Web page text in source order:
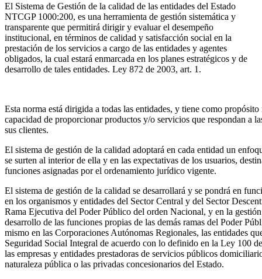
El Sistema de Gestión de la calidad de las entidades del Estado
NTCGP 1000:200, es una herramienta de gestión sistemática y
transparente que permitirá dirigir y evaluar el desempeño
institucional, en términos de calidad y satisfacción social en la
prestación de los servicios a cargo de las entidades y agentes
obligados, la cual estará enmarcada en los planes estratégicos y de
desarrollo de tales entidades. Ley 872 de 2003, art. 1.
Esta norma está dirigida a todas las entidades, y tiene como
capacidad de proporcionar productos y/o servicios que respondan a
sus clientes.
El sistema de gestión de la calidad adoptará en cada entidad un
se surten al interior de ella y en las expectativas de los usuarios,
funciones asignadas por el ordenamiento jurídico vigente.
El sistema de gestión de la calidad se desarrollará y se pondrá en
en los organismos y entidades del Sector Central y del Sector
Rama Ejecutiva del Poder Público del orden Nacional, y en la
desarrollo de las funciones propias de las demás ramas del Poder
mismo en las Corporaciones Autónomas Regionales, las entidades
Seguridad Social Integral de acuerdo con lo definido en la Ley 100
las empresas y entidades prestadoras de servicios públicos
naturaleza pública o las privadas concesionarios del Estado.